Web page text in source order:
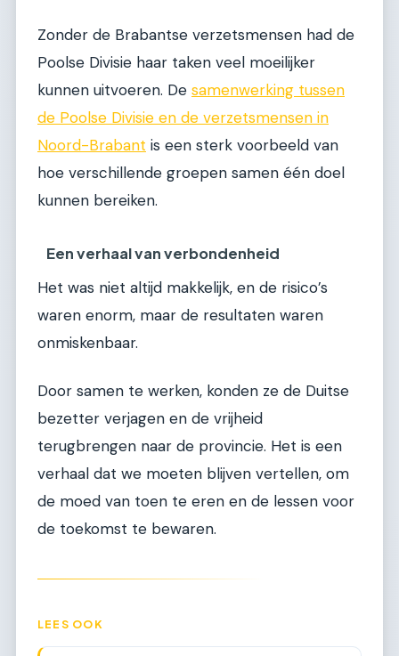
Zonder de Brabantse verzetsmensen had de
Poolse Divisie haar taken veel moeilijker
kunnen uitvoeren. De samenwerking tussen
de Poolse Divisie en de verzetsmensen in
Noord-Brabant is een sterk voorbeeld van
hoe verschillende groepen samen één doel
kunnen bereiken.
Een verhaal van verbondenheid
Het was niet altijd makkelijk, en de risico’s
waren enorm, maar de resultaten waren
onmiskenbaar.
Door samen te werken, konden ze de Duitse
bezetter verjagen en de vrijheid
terugbrengen naar de provincie. Het is een
verhaal dat we moeten blijven vertellen, om
de moed van toen te eren en de lessen voor
de toekomst te bewaren.
LEES OOK